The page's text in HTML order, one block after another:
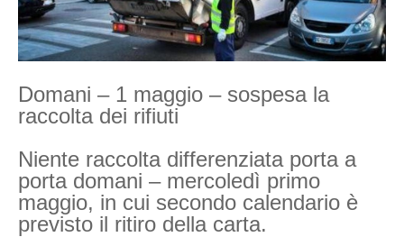
Domani – 1 maggio – sospesa la
raccolta dei rifiuti
Niente raccolta differenziata porta a
porta domani – mercoledì primo
maggio, in cui secondo calendario è
previsto il ritiro della carta.